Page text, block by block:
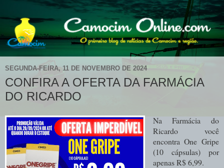
SEGUNDA-FEIRA, 11 DE NOVEMBRO DE 2024
CONFIRA A OFERTA DA FARMÁCIA
DO RICARDO
Na Farmácia do
Ricardo você
encontra One Gripe
(10 cápsulas) por
apenas R$ 6,99.